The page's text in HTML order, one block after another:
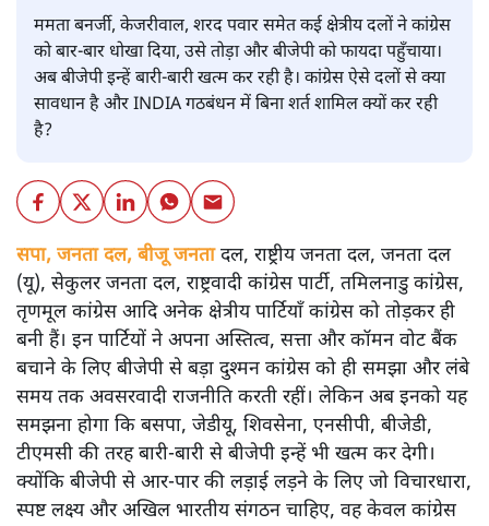
ममता बनर्जी, केजरीवाल, शरद पवार समेत कई क्षेत्रीय दलों ने कांग्रेस
को बार-बार धोखा दिया, उसे तोड़ा और बीजेपी को फायदा पहुँचाया।
अब बीजेपी इन्हें बारी-बारी खत्म कर रही है। कांग्रेस ऐसे दलों से क्या
सावधान है और INDIA गठबंधन में बिना शर्त शामिल क्यों कर रही
है?
सपा, जनता दल, बीजू जनतादल, राष्ट्रीय जनता दल, जनता दल
(यू), सेकुलर जनता दल, राष्ट्रवादी कांग्रेस पार्टी, तमिलनाडु कांग्रेस,
तृणमूल कांग्रेस आदि अनेक क्षेत्रीय पार्टियाँ कांग्रेस को तोड़कर ही
बनी हैं। इन पार्टियों ने अपना अस्तित्व, सत्ता और कॉमन वोट बैंक
बचाने के लिए बीजेपी से बड़ा दुश्मन कांग्रेस को ही समझा और लंबे
समय तक अवसरवादी राजनीति करती रहीं। लेकिन अब इनको यह
समझना होगा कि बसपा, जेडीयू, शिवसेना, एनसीपी, बीजेडी,
टीएमसी की तरह बारी-बारी से बीजेपी इन्हें भी खत्म कर देगी।
क्योंकि बीजेपी से आर-पार की लड़ाई लड़ने के लिए जो विचारधारा,
स्पष्ट लक्ष्य और अखिल भारतीय संगठन चाहिए, वह केवल कांग्रेस